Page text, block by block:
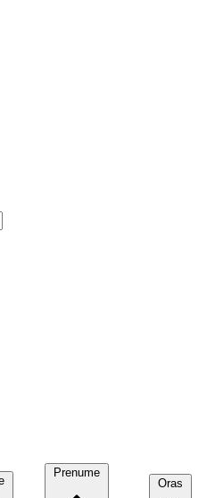
Prenume
Oras